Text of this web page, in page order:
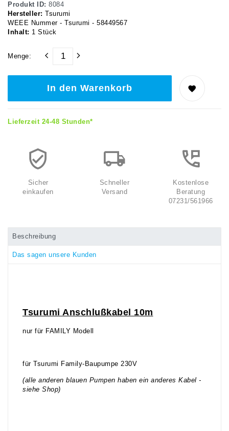
Produkt ID: 8084
Hersteller: Tsurumi
WEEE Nummer - Tsurumi - 58449567
Inhalt: 1 Stück
Menge:
In den Warenkorb
Lieferzeit 24-48 Stunden*
Sicher
einkaufen
Schneller
Versand
Kostenlose
Beratung
07231/561966
Beschreibung
Das sagen unsere Kunden
Tsurumi Anschlußkabel 10m
nur für FAMILY Modell
für Tsurumi Family-Baupumpe 230V
(alle anderen blauen Pumpen haben ein anderes Kabel -
siehe Shop)